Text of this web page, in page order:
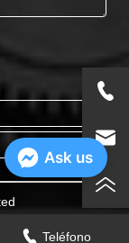
Teléfono
Ask us